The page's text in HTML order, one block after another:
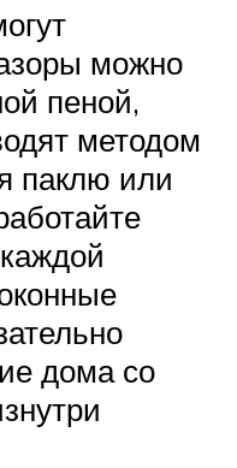
можно
пеной,
методом
паклю или
дома со